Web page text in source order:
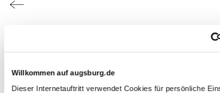
Willkommen auf augsburg.de
Dieser Internetauftritt verwendet Cookies für persönliche
Bahirye Özsari